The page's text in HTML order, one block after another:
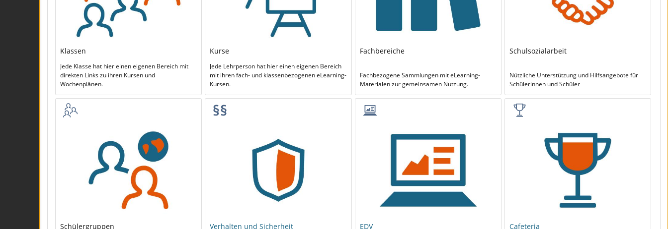
Klassen
Jede Klasse hat hier einen eigenen Bereich mit
direkten Links zu ihren Kursen und
Wochenplänen.
Kurse
Jede Lehrperson hat hier einen eigenen Bereich
mit ihren fach- und klassenbezogenen eLearning-
Kursen.
Fachbereiche
Fachbezogene Sammlungen mit eLearning-
Materialen zur gemeinsamen Nutzung.
Schulsozialarbeit
Nützliche Unterstützung und Hilfsangebote für
Schülerinnen und Schüler
Schülergruppen Verhalten und Sicherheit EDV Cafeteria